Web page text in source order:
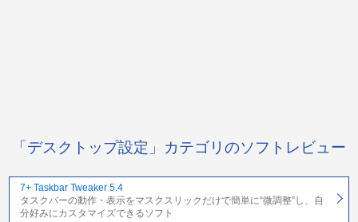
「デスクトップ設定」カテゴリのソフトレビュー
7+ Taskbar Tweaker 5.4
タスクバーの動作・表示をマスクスリックだけで簡単に“微調整”し、自
分好みにカスタマイズできるソフト